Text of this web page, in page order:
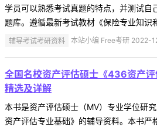
学员可以熟悉考试真题的特点，并测试自
题库。遵循最新考试教材《保险专业知识
辅导考试考研资料 本站小编 Free考研 2022-
全国名校资产评估硕士《436资产
精选及详解
本书是资产评估硕士（MV）专业学位研
资产评估专业基础》的辅导资料。本书严